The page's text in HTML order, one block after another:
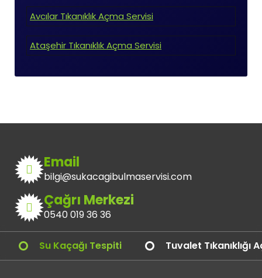
Avcılar Tıkanıklık Açma Servisi
Ataşehir Tıkanıklık Açma Servisi
Email
bilgi@sukacagibulmaservisi.com
Çağrı Merkezi
0540 019 36 36
Su Kaçağı Tespiti Tuvalet Tıkanıklığı